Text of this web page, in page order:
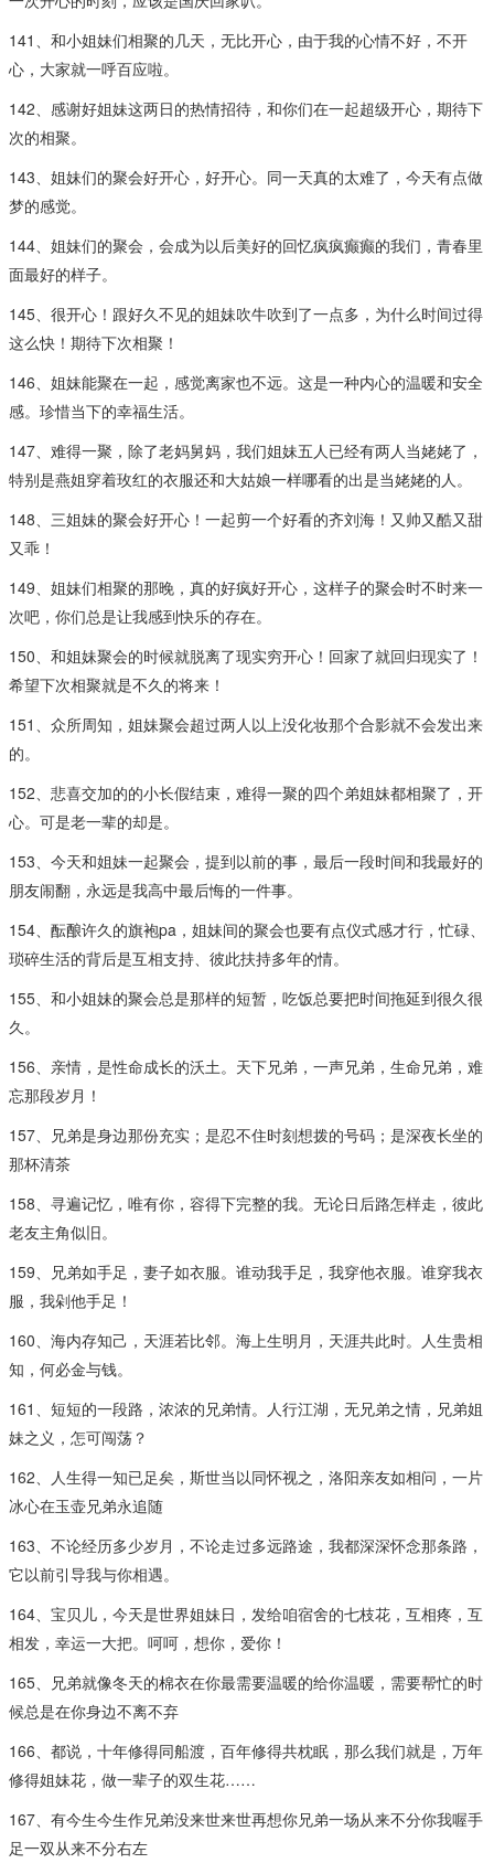
141、和小姐妹们相聚的几天，无比开心，由于我的心情不好，不开
心，大家就一呼百应啦。
142、感谢好姐妹这两日的热情招待，和你们在一起超级开心，期待下
次的相聚。
143、姐妹们的聚会好开心，好开心。同一天真的太难了，今天有点做
梦的感觉。
144、姐妹们的聚会，会成为以后美好的回忆疯疯癫癫的我们，青春里
面最好的样子。
145、很开心！跟好久不见的姐妹吹牛吹到了一点多，为什么时间过得
这么快！期待下次相聚！
146、姐妹能聚在一起，感觉离家也不远。这是一种内心的温暖和安全
感。珍惜当下的幸福生活。
147、难得一聚，除了老妈舅妈，我们姐妹五人已经有两人当姥姥了，
特别是燕姐穿着玫红的衣服还和大姑娘一样哪看的出是当姥姥的人。
148、三姐妹的聚会好开心！一起剪一个好看的齐刘海！又帅又酷又甜
又乖！
149、姐妹们相聚的那晚，真的好疯好开心，这样子的聚会时不时来一
次吧，你们总是让我感到快乐的存在。
150、和姐妹聚会的时候就脱离了现实穷开心！回家了就回归现实了！
希望下次相聚就是不久的将来！
151、众所周知，姐妹聚会超过两人以上没化妆那个合影就不会发出来
的。
152、悲喜交加的的小长假结束，难得一聚的四个弟姐妹都相聚了，开
心。可是老一辈的却是。
153、今天和姐妹一起聚会，提到以前的事，最后一段时间和我最好的
朋友闹翻，永远是我高中最后悔的一件事。
154、酝酿许久的旗袍pa，姐妹间的聚会也要有点仪式感才行，忙碌、
琐碎生活的背后是互相支持、彼此扶持多年的情。
155、和小姐妹的聚会总是那样的短暂，吃饭总要把时间拖延到很久很
久。
156、亲情，是性命成长的沃土。天下兄弟，一声兄弟，生命兄弟，难
忘那段岁月！
157、兄弟是身边那份充实；是忍不住时刻想拨的号码；是深夜长坐的
那杯清茶
158、寻遍记忆，唯有你，容得下完整的我。无论日后路怎样走，彼此
老友主角似旧。
159、兄弟如手足，妻子如衣服。谁动我手足，我穿他衣服。谁穿我衣
服，我剁他手足！
160、海内存知己，天涯若比邻。海上生明月，天涯共此时。人生贵相
知，何必金与钱。
161、短短的一段路，浓浓的兄弟情。人行江湖，无兄弟之情，兄弟姐
妹之义，怎可闯荡？
162、人生得一知已足矣，斯世当以同怀视之，洛阳亲友如相问，一片
冰心在玉壶兄弟永追随
163、不论经历多少岁月，不论走过多远路途，我都深深怀念那条路，
它以前引导我与你相遇。
164、宝贝儿，今天是世界姐妹日，发给咱宿舍的七枝花，互相疼，互
相发，幸运一大把。呵呵，想你，爱你！
165、兄弟就像冬天的棉衣在你最需要温暖的给你温暖，需要帮忙的时
候总是在你身边不离不弃
166、都说，十年修得同船渡，百年修得共枕眠，那么我们就是，万年
修得姐妹花，做一辈子的双生花……
167、有今生今生作兄弟没来世来世再想你兄弟一场从来不分你我喔手
足一双从来不分右左